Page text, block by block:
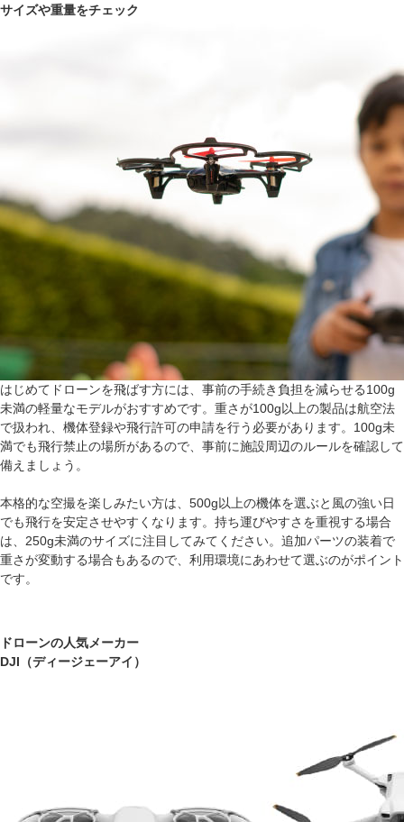
サイズや重量をチェック
はじめてドローンを飛ばす方には、事前の手続き負担を減らせる100g
未満の軽量なモデルがおすすめです。重さが100g以上の製品は航空法
で扱われ、機体登録や飛行許可の申請を行う必要があります。100g未
満でも飛行禁止の場所があるので、事前に施設周辺のルールを確認して
備えましょう。
本格的な空撮を楽しみたい方は、500g以上の機体を選ぶと風の強い日
でも飛行を安定させやすくなります。持ち運びやすさを重視する場合
は、250g未満のサイズに注目してみてください。追加パーツの装着で
重さが変動する場合もあるので、利用環境にあわせて選ぶのがポイント
です。
ドローンの人気メーカー
DJI（ディージェーアイ）